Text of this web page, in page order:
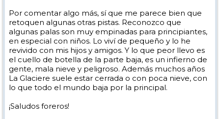
Por comentar algo más, sí que me parece bien que
retoquen algunas otras pistas. Reconozco que
algunas palas son muy empinadas para principiantes,
en especial con niños. Lo viví de pequeño y lo he
revivido con mis hijos y amigos. Y lo que peor llevo es
el cuello de botella de la parte baja, es un infierno de
gente, mala nieve y peligroso. Además muchos años
La Glaciere suele estar cerrada o con poca nieve, con
lo que todo el mundo baja por la principal.
¡Saludos foreros!